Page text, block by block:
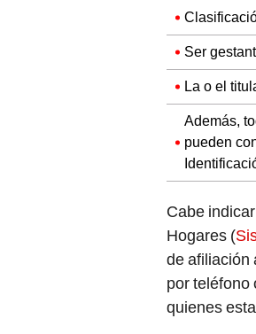
Ser
La o el
Además,
pueden
Cabe
Hogares (
de afiliación
por teléfono
quienes